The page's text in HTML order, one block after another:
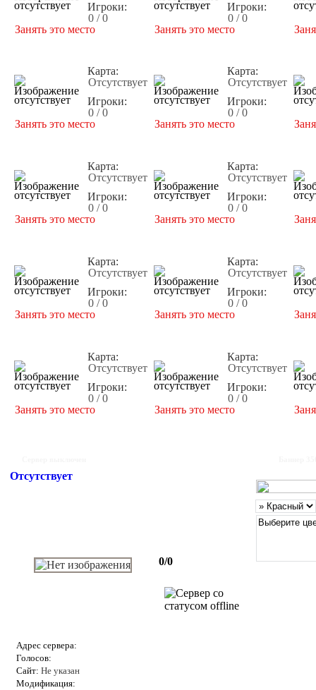
Игроки:
0 / 0
Занять это место
Игроки:
0 / 0
Занять это место
Карта:
Отсутствует
Игроки:
0 / 0
Занять это место
Карта:
Отсутствует
Игроки:
0 / 0
Занять это место
Карта:
Отсутствует
Игроки:
0 / 0
Занять это место
Карта:
Отсутствует
Игроки:
0 / 0
Занять это место
Карта:
Отсутствует
Игроки:
0 / 0
Занять это место
Карта:
Отсутствует
Игроки:
0 / 0
Занять это место
Карта:
Отсутствует
Игроки:
0 / 0
Занять это место
Карта:
Отсутствует
Игроки:
0 / 0
Занять это место
Отсутствует
0/0
Адрес сервера:
Голосов:
Сайт: Не указан
Модификация: